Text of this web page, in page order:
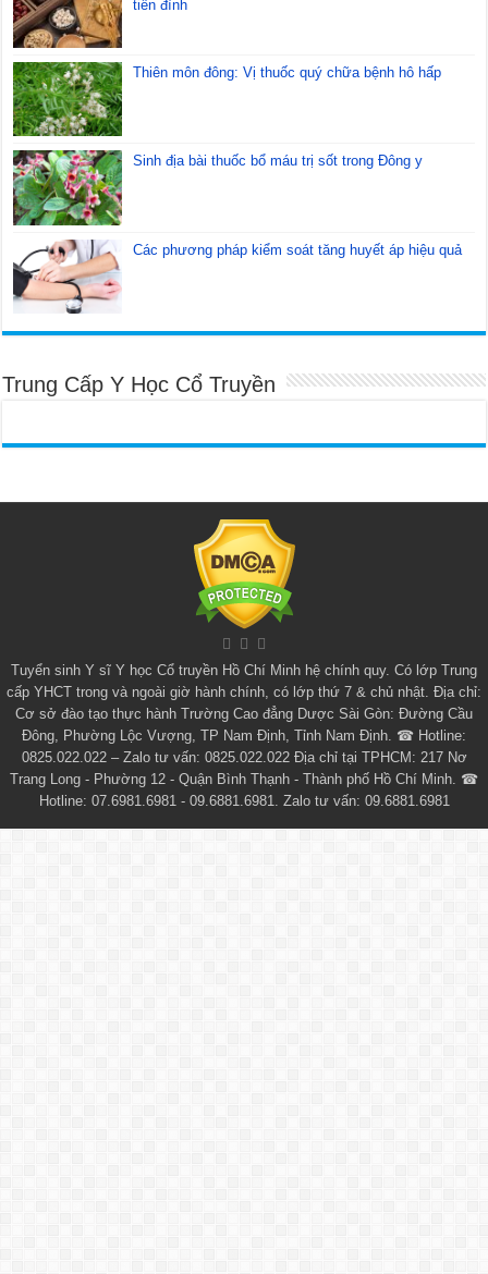
tiền đình
Thiên môn đông: Vị thuốc quý chữa bệnh hô hấp
Sinh địa bài thuốc bổ máu trị sốt trong Đông y
Các phương pháp kiểm soát tăng huyết áp hiệu quả
Trung Cấp Y Học Cổ Truyền
Tuyển sinh Y sĩ Y học Cổ truyền Hồ Chí Minh hệ chính quy. Có lớp Trung
cấp YHCT trong và ngoài giờ hành chính, có lớp thứ 7 & chủ nhật. Địa chỉ:
Cơ sở đào tạo thực hành Trường Cao đẳng Dược Sài Gòn: Đường Cầu
Đông, Phường Lộc Vượng, TP Nam Định, Tỉnh Nam Định. ☎ Hotline:
0825.022.022 – Zalo tư vấn: 0825.022.022 Địa chỉ tại TPHCM: 217 Nơ
Trang Long - Phường 12 - Quận Bình Thạnh - Thành phố Hồ Chí Minh. ☎
Hotline: 07.6981.6981 - 09.6881.6981. Zalo tư vấn: 09.6881.6981